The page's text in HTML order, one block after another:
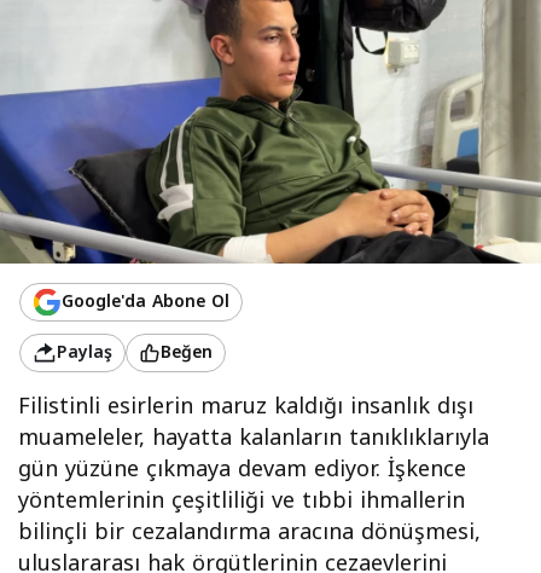
Google'da Abone Ol
Paylaş
Beğen
Filistinli esirlerin maruz kaldığı insanlık dışı
muameleler, hayatta kalanların tanıklıklarıyla
gün yüzüne çıkmaya devam ediyor. İşkence
yöntemlerinin çeşitliliği ve tıbbi ihmallerin
bilinçli bir cezalandırma aracına dönüşmesi,
uluslararası hak örgütlerinin cezaevlerini